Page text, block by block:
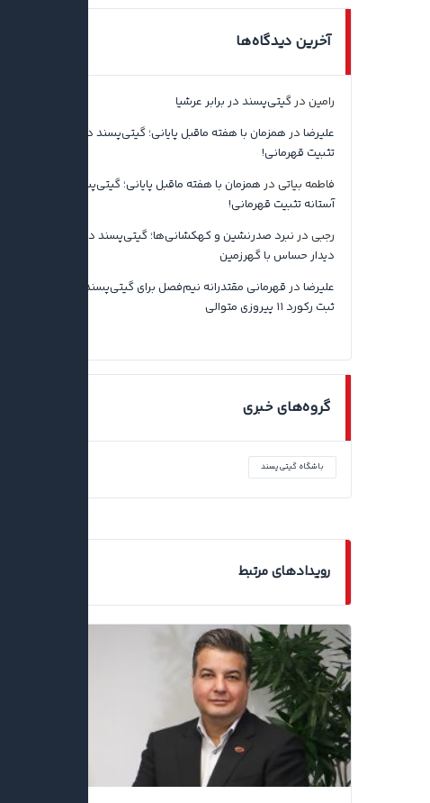
رویدادهای مرتبط
آخرین دیدگاه‌ها
رامین درگیتی‌پسند در برابر عرشیا
علیرضا در همزمان با هفته ماقبل پایانی؛ گیتی‌پسند در آستانه
تثبیت قهرمانی!
فاطمه بیاتی در همزمان با هفته ماقبل پایانی؛ گیتی‌پسند در
آستانه تثبیت قهرمانی!
رجبی در نبرد صدرنشین و کهکشانی‌ها؛ گیتی‌پسند در آستانه
دیدار حساس با گهرزمین
علیرضا در قهرمانی مقتدرانه نیم‌فصل برای گیتی‌پسند اصفهان با
ثبت رکورد ۱۱ پیروزی متوالی
گروه‌های خبری
باشگاه گیتی‌پسند